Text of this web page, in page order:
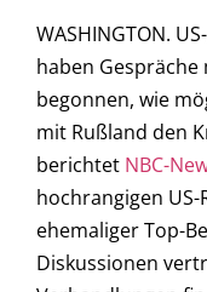
WASHINGTON.
haben
begonnen, wie
mit Rußland den
berichtet NBC-
hochrangigen
ehemaliger Top-
Diskussionen